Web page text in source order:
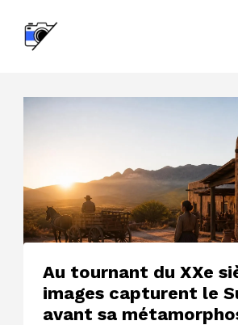
contenu
Au tournant du XXe
images capturent le
avant sa